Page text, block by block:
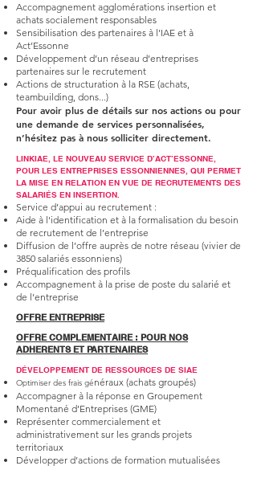
Accompagnement agglomérations insertion et
achats socialement responsables
Sensibilisation des partenaires à l’IAE et à
Act’Essonne
Développement d’un réseau d’entreprises
partenaires sur le recrutement
Actions de structuration à la RSE (achats,
teambuilding, dons...)
Pour avoir plus de détails sur nos actions ou pour
une demande de services personnalisées,
n’hésitez pas à nous solliciter directement.
LINKIAE, LE NOUVEAU SERVICE D’ACT’ESSONNE,
POUR LES ENTREPRISES ESSONNIENNES, QUI PERMET
LA MISE EN RELATION EN VUE DE RECRUTEMENTS DES
SALARIÉS EN INSERTION.
Service d’appui au recrutement :
Aide à l'identification et à la formalisation du besoin
de recrutement de l’entreprise
Diffusion de l’offre auprès de notre réseau (vivier de
3850 salariés essonniens)
Préqualification des profils
Accompagnement à la prise de poste du salarié et
de l’entreprise
OFFRE ENTREPRISE
OFFRE COMPLEMENTAIRE : POUR NOS
ADHERENTS ET PARTENAIRES
DÉVELOPPEMENT DE RESSOURCES DE SIAE
Optimiser des frais généraux (achats groupés)
Accompagner à la réponse en Groupement
Momentané d’Entreprises (GME)
Représenter commercialement et
administrativement sur les grands projets
territoriaux
Développer d’actions de formation mutualisées